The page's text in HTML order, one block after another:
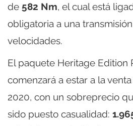
de 582 Nm, el cual está
obligatoria a una
velocidades.
El paquete Heritage Edition
comenzará a estar a la
2020, con un sobreprecio
sido puesto casualidad: